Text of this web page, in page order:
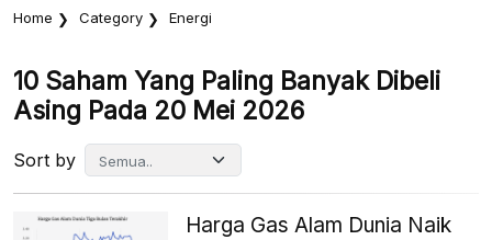
Home Category Energi
10 Saham Yang Paling Banyak Dibeli
Asing Pada 20 Mei 2026
Sort by
Harga Gas Alam Dunia Naik